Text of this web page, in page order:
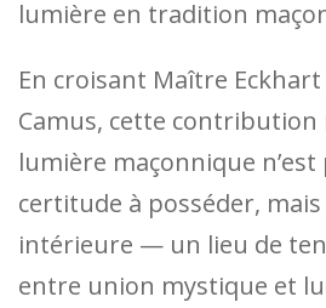
lumière en tradition
En croisant Maître
Camus, cette
lumière maçonnique n’est
certitude à posséder,
intérieure — un lieu de
entre union mystique et